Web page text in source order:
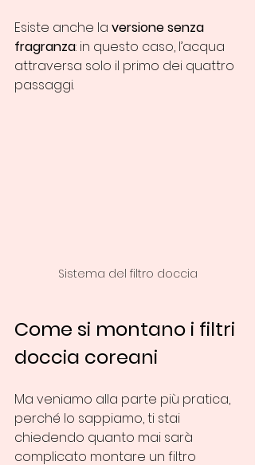
Esiste anche la versione senza
fragranza: in questo caso, l’acqua
attraversa solo il primo dei quattro
passaggi.
Sistema del filtro doccia
Come si montano i filtri
doccia coreani
Ma veniamo alla parte più pratica,
perché lo sappiamo, ti stai
chiedendo quanto mai sarà
complicato montare un filtro